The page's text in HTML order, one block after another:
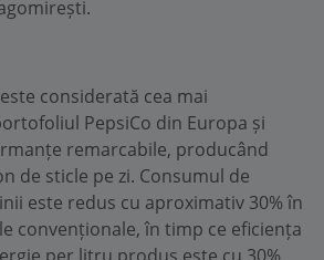
considerată cea mai
PepsiCo din Europa și
remarcabile, producând
de sticle pe zi. Consumul de
este redus cu aproximativ 30% în
convenționale, în timp ce eficiența